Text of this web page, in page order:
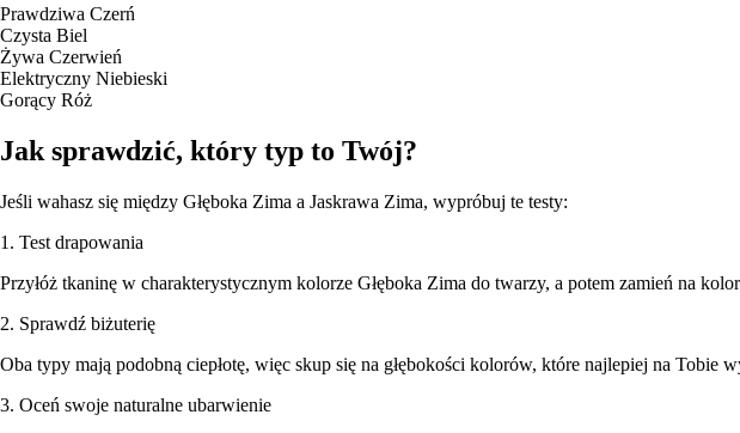
Prawdziwa Czerń
Czysta Biel
Żywa Czerwień
Elektryczny Niebieski
Gorący Róż
Jak sprawdzić, który typ to Twój?
Jeśli wahasz się między Głęboka Zima a Jaskrawa Zima, wypróbuj te testy:
1. Test drapowania
Przyłóż tkaninę w charakterystycznym kolorze Głęboka Zima do twarzy, a potem zamień na
2. Sprawdź biżuterię
Oba typy mają podobną ciepłotę, więc skup się na głębokości kolorów, które najlepiej na Tobie
3. Oceń swoje naturalne ubarwienie